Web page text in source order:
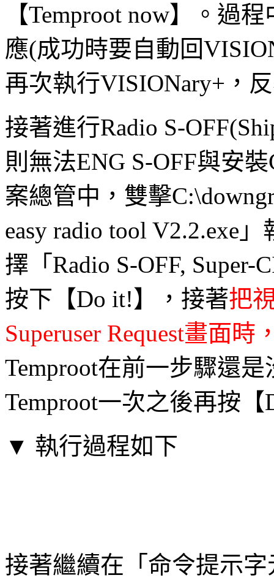
【Temproot now】。過
應(成功時要自動回
再次執行VISIONary+，
接著進行Radio S-
則無法ENG S-OFF與安
案總管中，雙擊
easy radio tool V2.2.exe
擇「Radio S-OFF, Super-
按下【Do it!】，接著把
Superuser Request畫面
Temproot在前一步驟還
Temproot一次之後再按
▼ 執行過程如下
接著繼續在「命令提示